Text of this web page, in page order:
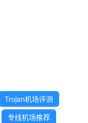
Trojan机场评测
专线机场推荐